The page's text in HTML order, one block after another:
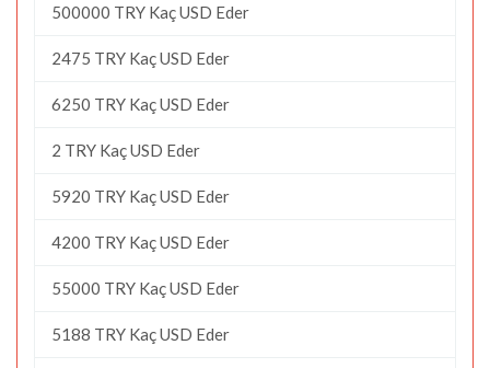
500000 TRY Kaç USD Eder
2475 TRY Kaç USD Eder
6250 TRY Kaç USD Eder
2 TRY Kaç USD Eder
5920 TRY Kaç USD Eder
4200 TRY Kaç USD Eder
55000 TRY Kaç USD Eder
5188 TRY Kaç USD Eder